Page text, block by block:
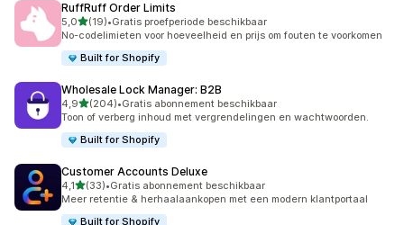
RuffRuff Order Limits
5,0van 5 sterren
(19)
19 recensies in totaal
•Gratis proefperiode beschikbaar
No-codelimieten voor hoeveelheid en prijs om fouten te voorkomen
Built for Shopify
Wholesale Lock Manager: B2B
4,9van 5 sterren
(204)
204 recensies in totaal
•Gratis abonnement beschikbaar
Toon of verberg inhoud met vergrendelingen en wachtwoorden.
Built for Shopify
Customer Accounts Deluxe
4,1van 5 sterren
(33)
33 recensies in totaal
•Gratis abonnement beschikbaar
Meer retentie & herhaalaankopen met een modern klantportaal
Built for Shopify